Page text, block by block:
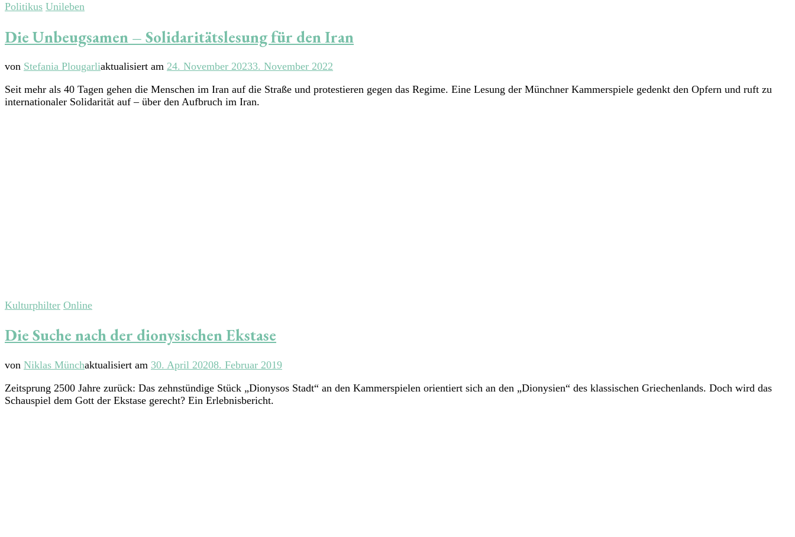
Politikus Unileben
Die Unbeugsamen – Solidaritätslesung für den Iran
von Stefania Plougarliaktualisiert am 24. November 20233. November 2022
Seit mehr als 40 Tagen gehen die Menschen im Iran auf die Straße und protestieren gegen das Regime. Eine Lesung der Münchner Kammerspiele gedenkt den Opfern und ruft zu
internationaler Solidarität auf – über den Aufbruch im Iran.
Kulturphilter Online
Die Suche nach der dionysischen Ekstase
von Niklas Münchaktualisiert am 30. April 20208. Februar 2019
Zeitsprung 2500 Jahre zurück: Das zehnstündige Stück „Dionysos Stadt“ an den Kammerspielen orientiert sich an den „Dionysien“ des klassischen Griechenlands. Doch wird das
Schauspiel dem Gott der Ekstase gerecht? Ein Erlebnisbericht.